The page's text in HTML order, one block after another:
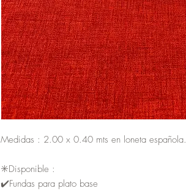
Medidas : 2.00 x 0.40 mts en loneta española.
✳️Disponible :
✔️Fundas para plato base